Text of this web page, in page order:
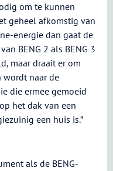
om te kunnen
geheel afkomstig van
energie dan gaat de
BENG 2 als BENG 3
maar draait er om
naar de
die ermee gemoeid
het dak van een
een huis is.”
als de BENG-